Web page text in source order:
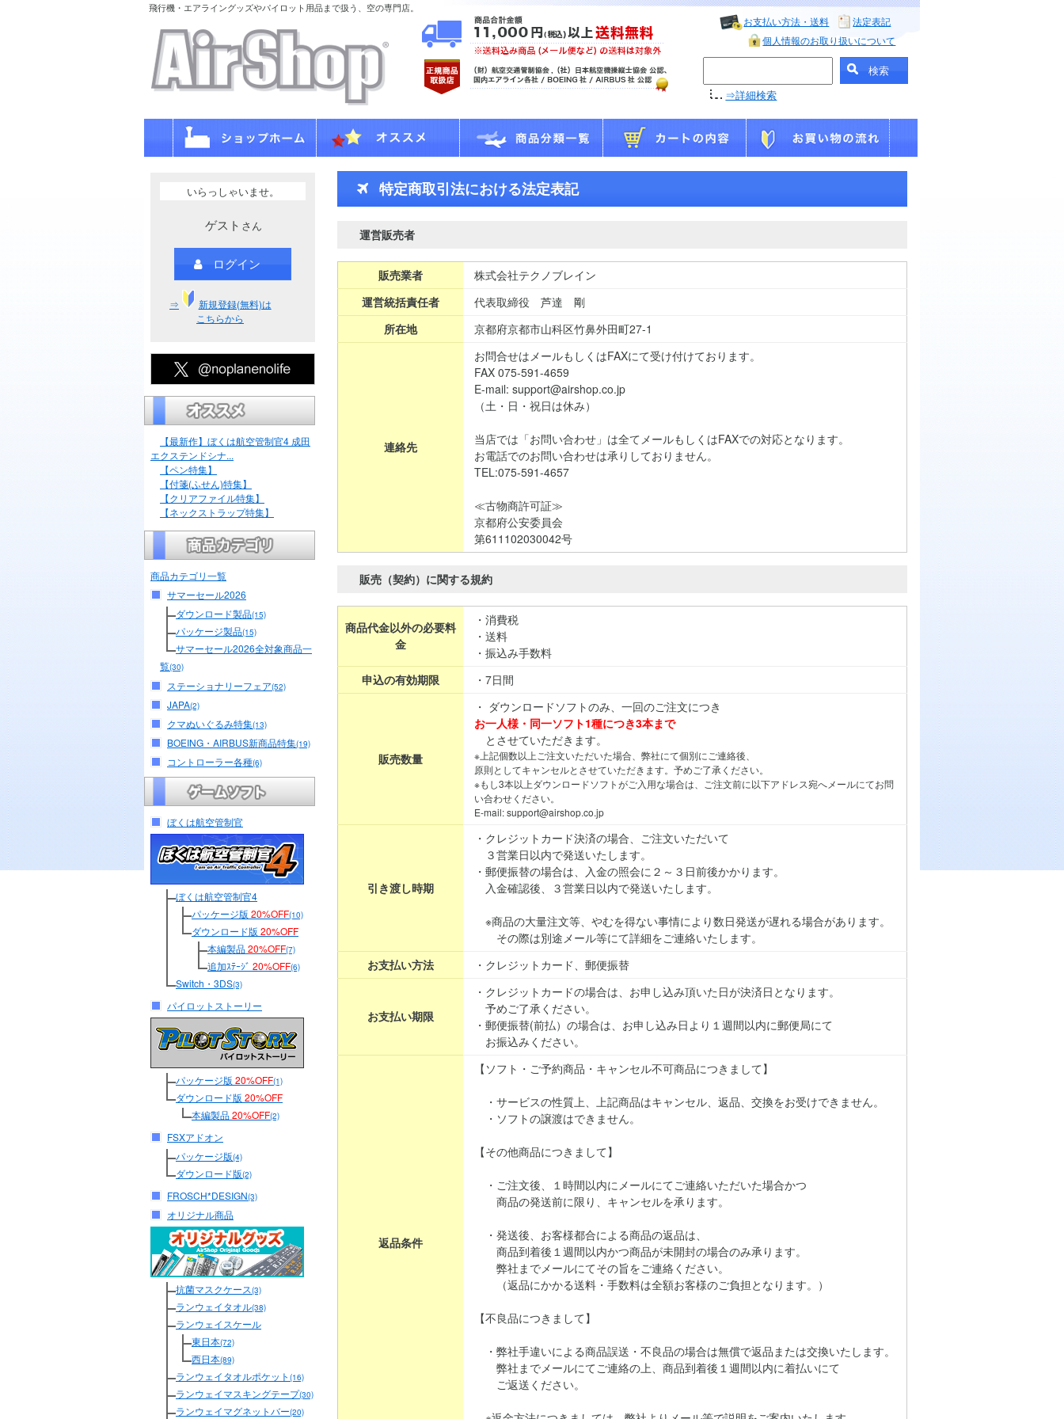
飛行機・エアライングッズやパイロット用品まで扱う、空の専門店。
お支払い方法・送料
法定表記
個人情報のお取り扱いについて
⇒詳細検索
いらっしゃいませ。
ゲスト さん
ログイン
⇒
新規登録(無料)は
こちらから
【最新作】ぼくは航空管制官4 成田
エクステンドシナ...
【ペン特集】
【付箋(ふせん)特集】
【クリアファイル特集】
【ネックストラップ特集】
商品カテゴリ一覧
サマーセール2026
ダウンロード製品(15)
パッケージ製品(15)
サマーセール2026全対象商品一
覧(30)
ステーショナリーフェア(52)
JAPA(2)
クマぬいぐるみ特集(13)
BOEING・AIRBUS新商品特集(19)
コントローラー各種(6)
ぼくは航空管制官
ぼくは航空管制官4
パッケージ版 20%OFF(10)
ダウンロード版 20%OFF
本編製品20%OFF(7)
追加ｽﾃｰｼﾞ 20%OFF(6)
Switch・3DS(3)
パイロットストーリー
パッケージ版 20%OFF(1)
ダウンロード版 20%OFF
本編製品20%OFF(2)
FSXアドオン
パッケージ版(4)
ダウンロード版(2)
FROSCH*DESIGN(3)
オリジナル商品
抗菌マスクケース(3)
ランウェイタオル(38)
ランウェイスケール
東日本(72)
西日本(89)
ランウェイタオルポケット (16)
ランウェイマスキングテープ(30)
ランウェイマグネットバー(20)
特定商取引法における法定表記
運営販売者
販売業者
株式会社テクノブレイン
運営統括責任者
代表取締役 芦達 剛
所在地
京都府京都市山科区竹鼻外田町27-1
連絡先
お問合せはメールもしくはFAXにて受け付けております。
FAX 075-591-4659
E-mail: support@airshop.co.jp
（土・日・祝日は休み）
当店では「お問い合わせ」は全てメールもしくはFAXでの対応となります。
お電話でのお問い合わせは承りしておりません。
TEL:075-591-4657
≪古物商許可証≫
京都府公安委員会
第611102030042号
販売（契約）に関する規約
商品代金以外の必要料
金
・消費税
・送料
・振込み手数料
申込の有効期限
・7日間
販売数量
・ ダウンロードソフトのみ、一回のご注文につき
お一人様・同一ソフト1種につき3本まで
とさせていただきます。
※上記個数以上ご注文いただいた場合、弊社にて個別にご連絡後、
原則としてキャンセルとさせていただきます。予めご了承ください。
※もし3本以上ダウンロードソフトがご入用な場合は、ご注文前に以下アドレス宛へメールにてお問
い合わせください。
E-mail: support@airshop.co.jp
引き渡し時期
・クレジットカード決済の場合、ご注文いただいて
３営業日以内で発送いたします。
・郵便振替の場合は、入金の照会に２～３日前後かかります。
入金確認後、３営業日以内で発送いたします。
※商品の大量注文等、やむを得ない事情により数日発送が遅れる場合があります。
その際は別途メール等にて詳細をご連絡いたします。
お支払い方法
・クレジットカード、郵便振替
お支払い期限
・クレジットカードの場合は、お申し込み頂いた日が決済日となります。
予めご了承ください。
・郵便振替(前払）の場合は、お申し込み日より１週間以内に郵便局にて
お振込みください。
返品条件
【ソフト・ご予約商品・キャンセル不可商品につきまして】
・サービスの性質上、上記商品はキャンセル、返品、交換をお受けできません。
・ソフトの譲渡はできません。
【その他商品につきまして】
・ご注文後、１時間以内にメールにてご連絡いただいた場合かつ
商品の発送前に限り、キャンセルを承ります。
・発送後、お客様都合による商品の返品は、
商品到着後１週間以内かつ商品が未開封の場合のみ承ります。
弊社までメールにてその旨をご連絡ください。
（返品にかかる送料・手数料は全額お客様のご負担となります。）
【不良品につきまして】
・弊社手違いによる商品誤送・不良品の場合は無償で返品または交換いたします。
弊社までメールにてご連絡の上、商品到着後１週間以内に着払いにて
ご返送ください。